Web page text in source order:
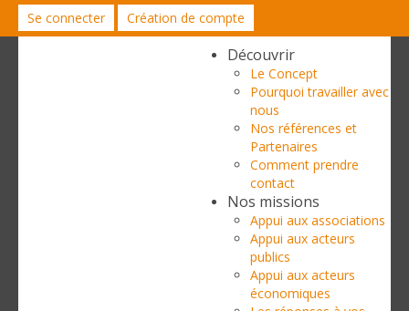
Se connecter Création de compte
Découvrir
Le Concept
Pourquoi travailler avec
nous
Nos références et
Partenaires
Comment prendre
contact
Nos missions
Appui aux associations
Appui aux acteurs
publics
Appui aux acteurs
économiques